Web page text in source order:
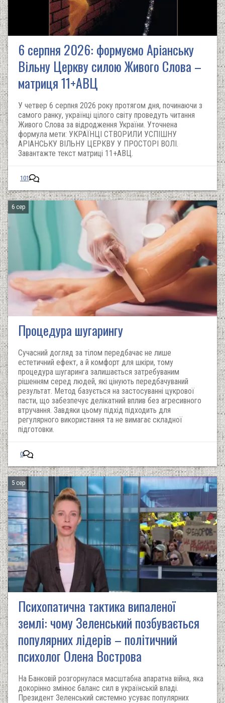
6 серпня 2026: формуємо Аріанську
Вільну Церкву силою Живого Слова –
матриця 11+АВЦ
У четвер 6 серпня 2026 року протягом дня, починаючи з
самого ранку, українці цілого світу проведуть читання
Живого Слова за відродження України. Уточнена
формула мети: УКРАЇНЦІ СТВОРИЛИ УСПІШНУ
АРІАНСЬКУ ВІЛЬНУ ЦЕРКВУ У ПРОСТОРІ ВОЛІ.
Завантажте текст матриці 11+АВЦ.
101
6 сер
Процедура шугарингу
Сучасний догляд за тілом передбачає не лише
естетичний ефект, а й комфорт для шкіри, тому
процедура шугаринга залишається затребуваним
рішенням серед людей, які цінують передбачуваний
результат. Метод базується на застосуванні цукрової
пасти, що забезпечує делікатний вплив без агресивного
втручання. Завдяки цьому підхід підходить для
регулярного використання та не вимагає складної
підготовки.
0
5 сер
Психопатична тактика випаленої
землі: чому Зеленський позбувається
популярних лідерів – політичний
психолог Олена Вострова
На Банковій розгорнулася масштабна апаратна війна, яка
докорінно змінює баланс сил в українській владі.
Президент Зеленський системно усуває популярних